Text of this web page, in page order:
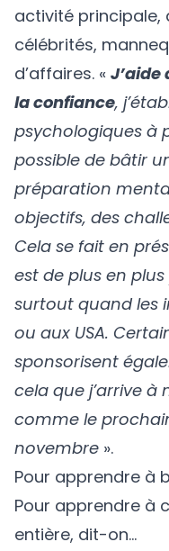
activité principale,
célébrités,
d’affaires. « J’aide
la confiance,
psychologiques à
possible de bâtir
préparation
objectifs, des
Cela se fait en
est de plus en
surtout quand les
ou aux USA.
sponsorisent
cela que j’arrive
comme le
novembre ».
Pour apprendre à
Pour apprendre à
entière, dit-on…